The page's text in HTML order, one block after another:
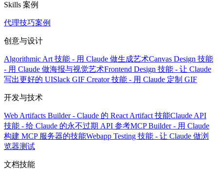
Skills 案例
代理技巧案例
创意与设计
Algorithmic Art 技能 - 用 Claude 做生成艺术Canvas Design 技能
- 用 Claude 做海报与视觉艺术Frontend Design 技能 - 让 Claude
写出更好的 UISlack GIF Creator 技能 - 用 Claude 定制 GIF
开发与技术
Web Artifacts Builder - Claude 的 React Artifact 技能Claude API
技能 - 给 Claude 的永不过期 API 参考MCP Builder - 用 Claude
构建 MCP 服务器的技能Webapp Testing 技能 - 让 Claude 做浏
览器测试
文档技能